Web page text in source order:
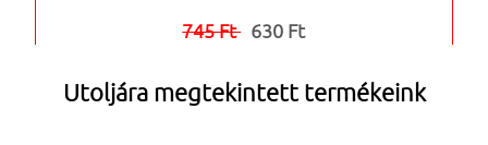
745 Ft 630 Ft
Utoljára megtekintett termékeink